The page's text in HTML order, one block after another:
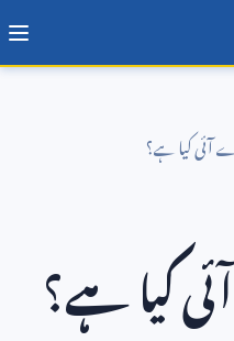
آئی کیا ہے؟
کیا ہے؟